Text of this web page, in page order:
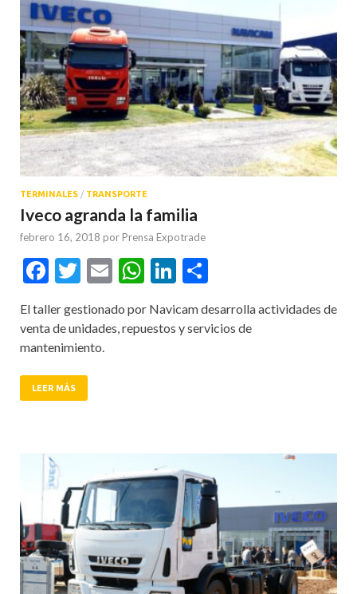
TERMINALES / TRANSPORTE
Iveco agranda la familia
febrero 16, 2018 por Prensa Expotrade
Facebook
Twitter
EmailWhatsApp
LinkedIn
El taller gestionado por Navicam desarrolla actividades de
venta de unidades, repuestos y servicios de
mantenimiento.
LEER MÁS